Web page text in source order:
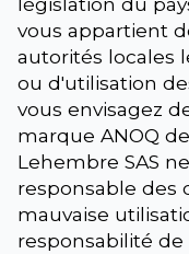
vous appartient
autorités locales
ou d'utilisation
vous envisagez
marque ANOQ
Lehembre SAS
responsable des
mauvaise
responsabilité de